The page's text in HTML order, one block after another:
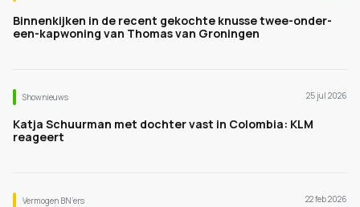
Binnenkijken in de recent gekochte knusse twee-onder-
een-kapwoning van Thomas van Groningen
Shownieuws 25 jul 2026
Katja Schuurman met dochter vast in Colombia: KLM
reageert
Vermogen BN’ers 22 feb 2026